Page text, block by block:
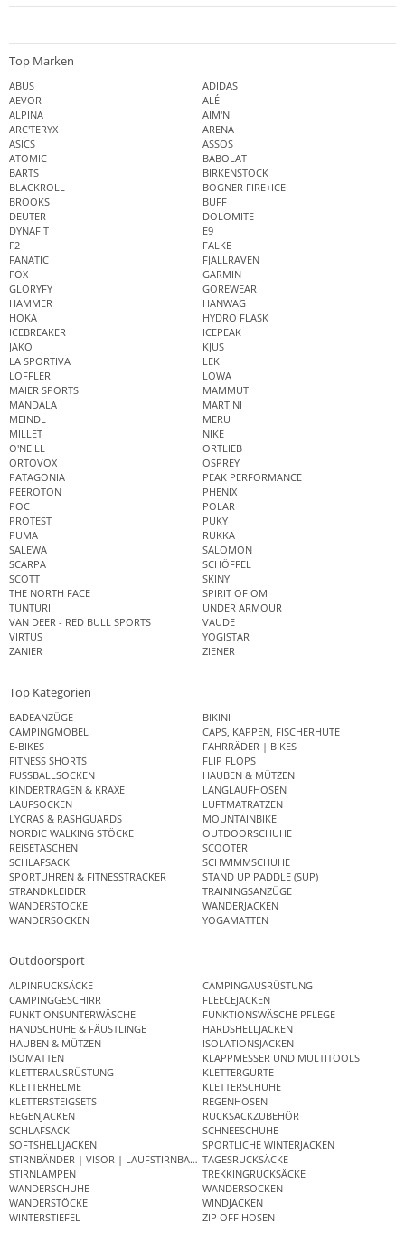
Top Marken
ABUS
ADIDAS
AEVOR
ALÉ
ALPINA
AIM'N
ARC'TERYX
ARENA
ASICS
ASSOS
ATOMIC
BABOLAT
BARTS
BIRKENSTOCK
BLACKROLL
BOGNER FIRE+ICE
BROOKS
BUFF
DEUTER
DOLOMITE
DYNAFIT
E9
F2
FALKE
FANATIC
FJÄLLRÄVEN
FOX
GARMIN
GLORYFY
GOREWEAR
HAMMER
HANWAG
HOKA
HYDRO FLASK
ICEBREAKER
ICEPEAK
JAKO
KJUS
LA SPORTIVA
LEKI
LÖFFLER
LOWA
MAIER SPORTS
MAMMUT
MANDALA
MARTINI
MEINDL
MERU
MILLET
NIKE
O'NEILL
ORTLIEB
ORTOVOX
OSPREY
PATAGONIA
PEAK PERFORMANCE
PEEROTON
PHENIX
POC
POLAR
PROTEST
PUKY
PUMA
RUKKA
SALEWA
SALOMON
SCARPA
SCHÖFFEL
SCOTT
SKINY
THE NORTH FACE
SPIRIT OF OM
TUNTURI
UNDER ARMOUR
VAN DEER - RED BULL SPORTS
VAUDE
VIRTUS
YOGISTAR
ZANIER
ZIENER
Top Kategorien
BADEANZÜGE
BIKINI
CAMPINGMÖBEL
CAPS, KAPPEN, FISCHERHÜTE
E-BIKES
FAHRRÄDER | BIKES
FITNESS SHORTS
FLIP FLOPS
FUSSBALLSOCKEN
HAUBEN & MÜTZEN
KINDERTRAGEN & KRAXE
LANGLAUFHOSEN
LAUFSOCKEN
LUFTMATRATZEN
LYCRAS & RASHGUARDS
MOUNTAINBIKE
NORDIC WALKING STÖCKE
OUTDOORSCHUHE
REISETASCHEN
SCOOTER
SCHLAFSACK
SCHWIMMSCHUHE
SPORTUHREN & FITNESSTRACKER
STAND UP PADDLE (SUP)
STRANDKLEIDER
TRAININGSANZÜGE
WANDERSTÖCKE
WANDERJACKEN
WANDERSOCKEN
YOGAMATTEN
Outdoorsport
ALPINRUCKSÄCKE
CAMPINGAUSRÜSTUNG
CAMPINGGESCHIRR
FLEECEJACKEN
FUNKTIONSUNTERWÄSCHE
FUNKTIONSWÄSCHE PFLEGE
HANDSCHUHE & FÄUSTLINGE
HARDSHELLJACKEN
HAUBEN & MÜTZEN
ISOLATIONSJACKEN
ISOMATTEN
KLAPPMESSER UND MULTITOOLS
KLETTERAUSRÜSTUNG
KLETTERGURTE
KLETTERHELME
KLETTERSCHUHE
KLETTERSTEIGSETS
REGENHOSEN
REGENJACKEN
RUCKSACKZUBEHÖR
SCHLAFSACK
SCHNEESCHUHE
SOFTSHELLJACKEN
SPORTLICHE WINTERJACKEN
STIRNBÄNDER | VISOR | LAUFSTIRNBANDTAGESRUCKSÄCKE
STIRNLAMPEN
TREKKINGRUCKSÄCKE
WANDERSCHUHE
WANDERSOCKEN
WANDERSTÖCKE
WINDJACKEN
WINTERSTIEFEL
ZIP OFF HOSEN